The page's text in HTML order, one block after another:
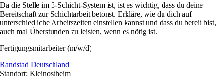
Da die Stelle im 3-Schicht-System ist, ist es wichtig, dass du deine
Bereitschaft zur Schichtarbeit betonst. Erkläre, wie du dich auf
unterschiedliche Arbeitszeiten einstellen kannst und dass du bereit bist,
auch mal Überstunden zu leisten, wenn es nötig ist.
Fertigungsmitarbeiter (m/w/d)
Randstad Deutschland
Standort: Kleinostheim